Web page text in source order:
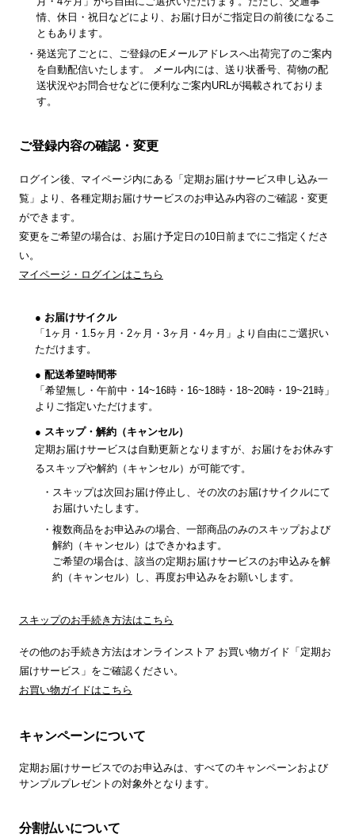
情、休日・祝日などにより、お届け日がご指定日の前後になるこ
ともあります。
発送完了ごとに、ご登録のEメールアドレスへ出荷完了のご案内
を自動配信いたします。 メール内には、送り状番号、荷物の配
送状況やお問合せなどに便利なご案内URLが掲載されておりま
す。
ご登録内容の確認・変更
ログイン後、マイページ内にある「定期お届けサービス申し込み一
覧」より、各種定期お届けサービスのお申込み内容のご確認・変更
ができます。
変更をご希望の場合は、お届け予定日の10日前までにご指定くださ
い。
マイページ・ログインはこちら
● お届けサイクル
「1ヶ月・1.5ヶ月・2ヶ月・3ヶ月・4ヶ月」より自由にご選択い
ただけます。
● 配送希望時間帯
「希望無し・午前中・14~16時・16~18時・18~20時・19~21時」
よりご指定いただけます。
● スキップ・解約（キャンセル）
定期お届けサービスは自動更新となりますが、お届けをお休みす
るスキップや解約（キャンセル）が可能です。
スキップは次回お届け停止し、その次のお届けサイクルにて
お届けいたします。
複数商品をお申込みの場合、一部商品のみのスキップおよび
解約（キャンセル）はできかねます。
ご希望の場合は、該当の定期お届けサービスのお申込みを解
約（キャンセル）し、再度お申込みをお願いします。
スキップのお手続き方法はこちら
その他のお手続き方法はオンラインストア お買い物ガイド「定期お
届けサービス」をご確認ください。
お買い物ガイドはこちら
キャンペーンについて
定期お届けサービスでのお申込みは、すべてのキャンペーンおよび
サンプルプレゼントの対象外となります。
分割払いについて